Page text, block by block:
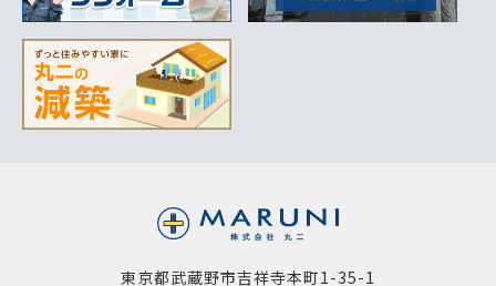
東京都武蔵野市吉祥寺本町1-35-1